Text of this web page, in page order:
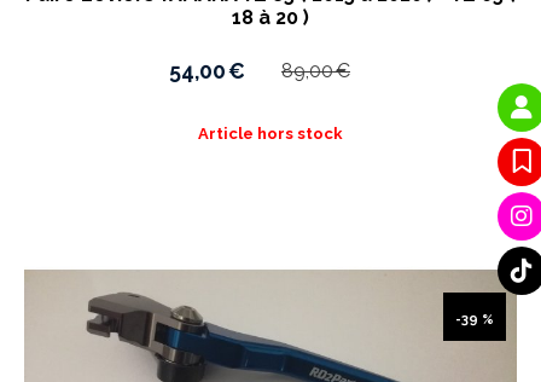
18 à 20 )
54,00€ 89,00€
Article hors stock
-39 %